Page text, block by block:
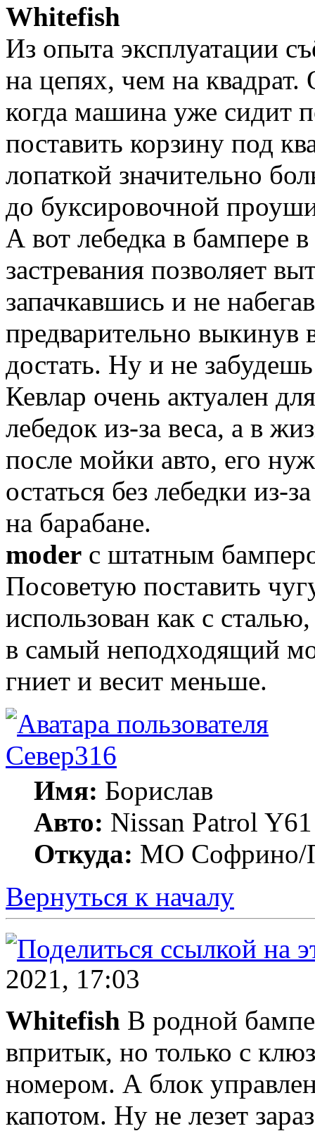
Whitefish
Из опыта эксплуатации
на цепях, чем на квадрат.
когда машина уже сидит
поставить корзину под
лопаткой значительно
до буксировочной
А вот лебедка в бампере
застревания позволяет
запачкавшись и не
предварительно выкинув
достать. Ну и не
Кевлар очень актуален
лебедок из-за веса, а в
после мойки авто, его
остаться без лебедки из-
на барабане.
moder с штатным
Посоветую поставить
использован как с
в самый неподходящий
гниет и весит меньше.
Север316
Имя: Борислав
Авто: Nissan Patrol
Откуда: МО Софрино/
Вернуться к началу
2021, 17:03
Whitefish В родной
впритык, но только с
номером. А блок
капотом. Ну не лезет